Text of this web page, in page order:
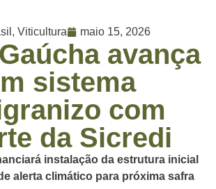
, Viticultura maio 15, 2026
avança
sistema
com
da Sicredi
instalação da estrutura inicial
alerta climático para próxima safra